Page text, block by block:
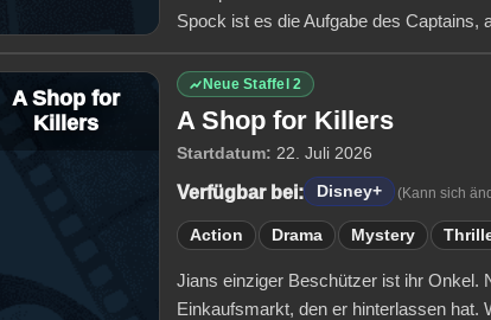
Spock ist es die Aufgabe des Captains,
A Shop for
Killers
Neue Staffel 2
A Shop for Killers
Startdatum: 22. Juli 2026
Verfügbar bei: Disney+ (Kann sich
Action Drama Mystery
Jians einziger Beschützer ist ihr Onkel.
Einkaufsmarkt, den er hinterlassen hat.